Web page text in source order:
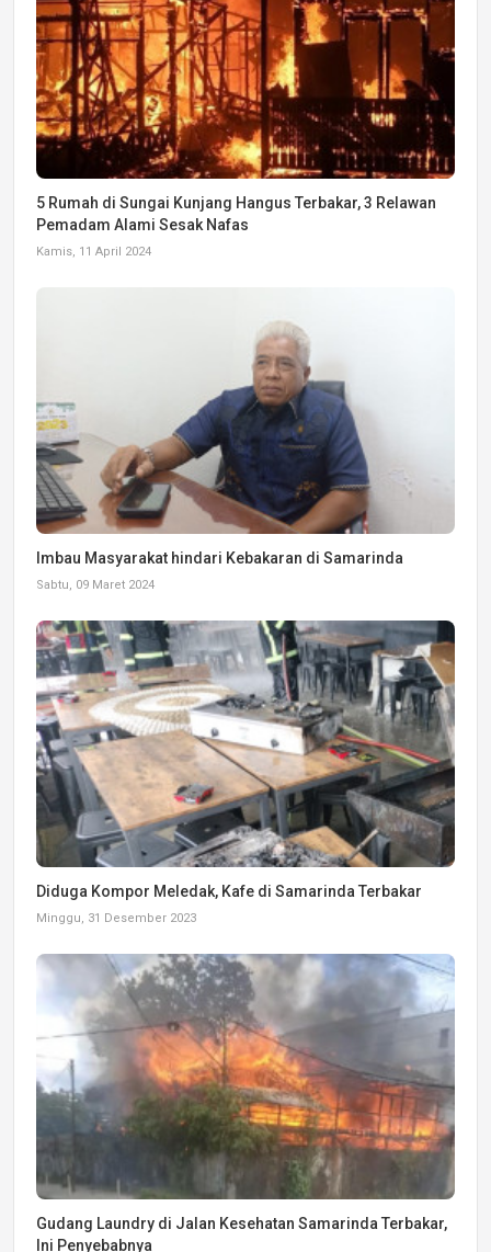
5 Rumah di Sungai Kunjang Hangus Terbakar, 3 Relawan
Pemadam Alami Sesak Nafas
Kamis, 11 April 2024
Imbau Masyarakat hindari Kebakaran di Samarinda
Sabtu, 09 Maret 2024
Diduga Kompor Meledak, Kafe di Samarinda Terbakar
Minggu, 31 Desember 2023
Gudang Laundry di Jalan Kesehatan Samarinda Terbakar,
Ini Penyebabnya